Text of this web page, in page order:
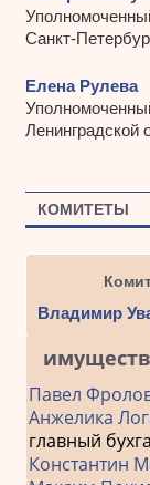
Санкт-
Елена Рулева
Ленинградской
КОМИТЕТЫ
Владимир
Павел
Анжелика
главный
Константин